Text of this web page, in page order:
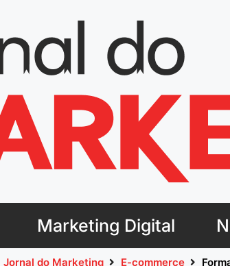
Marketing Digital
Jornal do Marketing E-commerce